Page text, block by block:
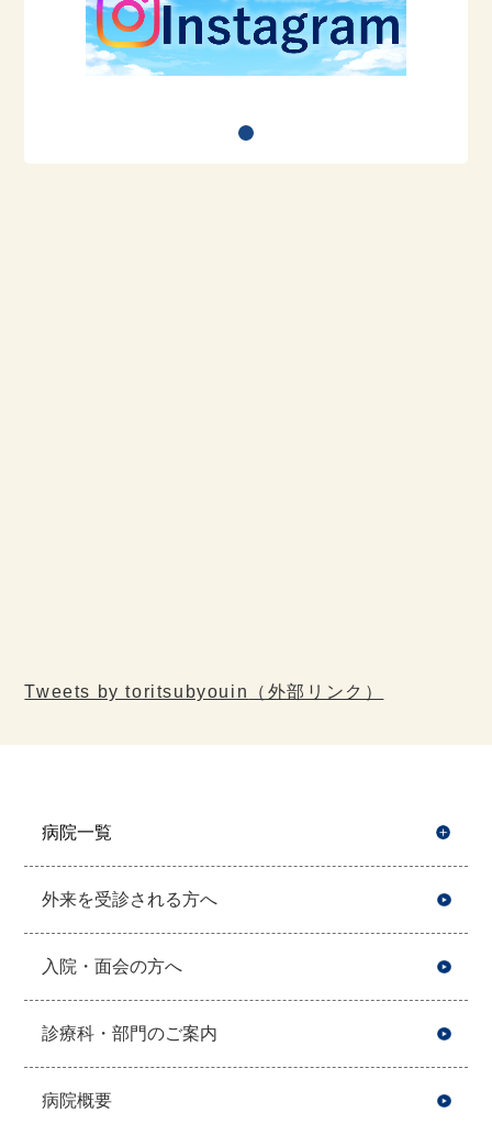
Tweets by toritsubyouin （外部リンク）
病院一覧
外来を受診される方へ
入院・面会の方へ
診療科・部門のご案内
病院概要